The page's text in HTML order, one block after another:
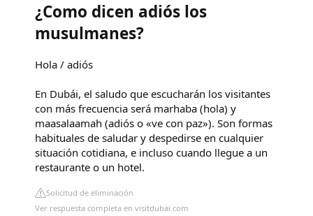
¿Como dicen adiós los
musulmanes?
Hola / adiós
En Dubái, el saludo que escucharán los visitantes
con más frecuencia será marhaba (hola) y
maasalaamah (adiós o «ve con paz»). Son formas
habituales de saludar y despedirse en cualquier
situación cotidiana, e incluso cuando llegue a un
restaurante o un hotel.
Solicitud de eliminación
Ver respuesta completa en visitdubai.com